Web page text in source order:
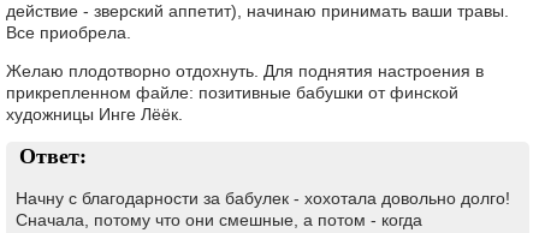
действие - зверский аппетит), начинаю принимать ваши травы.
Все приобрела.
Желаю плодотворно отдохнуть. Для поднятия настроения в
прикрепленном файле: позитивные бабушки от финской
художницы Инге Лёёк.
Ответ:
Начну с благодарности за бабулек - хохотала довольно долго!
Сначала, потому что они смешные, а потом - когда